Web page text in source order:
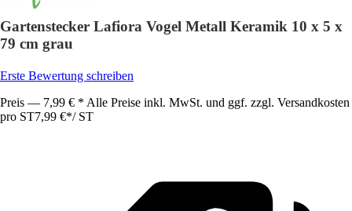
Gartenstecker Lafiora Vogel Metall Keramik 10 x 5 x
79 cm grau
Erste Bewertung schreiben
Preis — 7,99 € * Alle Preise inkl. MwSt. und ggf. zzgl. Versandkosten
pro ST7,99 €*/ ST